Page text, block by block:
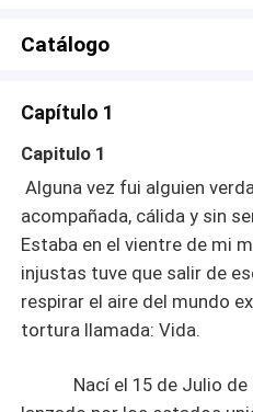
un viejo amor y un viejo
para ella?
Catálogo
Capítulo 1
Capitulo 1
Alguna vez fui alguien
acompañada, cálida y sin
Estaba en el vientre de mi
injustas tuve que salir de
respirar el aire del mundo
tortura llamada: Vida.
Nací el 15 de Julio de